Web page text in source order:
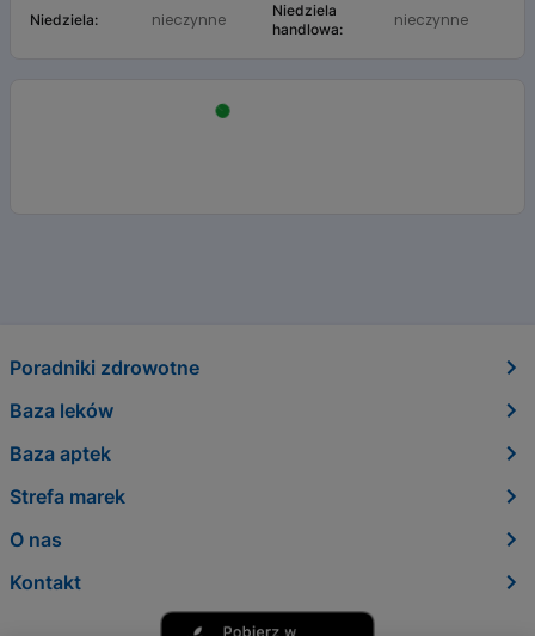
Niedziela: nieczynne
Niedziela
handlowa:
nieczynne
Poradniki zdrowotne
Baza leków
Baza aptek
Strefa marek
O nas
Kontakt